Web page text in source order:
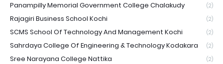
Panampilly Memorial Government College Chalakudy (2)
Rajagiri Business School Kochi (2)
SCMS School Of Technology And Management Kochi (2)
Sahrdaya College Of Engineering & Technology Kodakara (2)
Sree Narayana College Nattika (2)